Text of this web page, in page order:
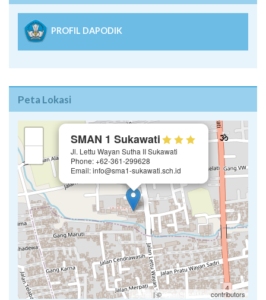
PROFIL DAPODIK
Peta Lokasi
SMAN 1 Sukawati
Jl. Lettu Wayan Sutha II Sukawati
Phone: +62-361-299628
Email: info@sma1-sukawati.sch.id
Leaflet | ©OpenStreetMap contributors